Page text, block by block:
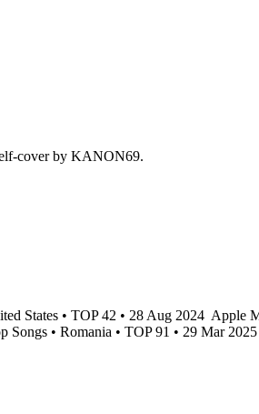
cover by KANON69.
States • TOP 42 • 28 Aug 2024 Apple
Songs • Romania • TOP 91 • 29 Mar 2025